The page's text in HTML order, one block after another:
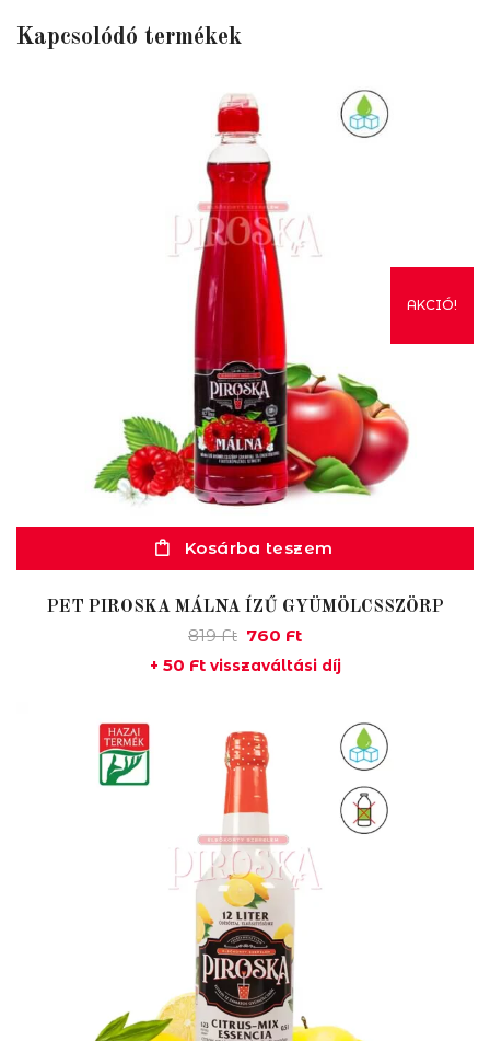
Kapcsolódó termékek
AKCIÓ!
Kosárba teszem
PET PIROSKA MÁLNA ÍZŰ GYÜMÖLCSSZÖRP
819Ft Original
price
760 FtCurrent
price
+ 50 Ftvisszaváltási díj